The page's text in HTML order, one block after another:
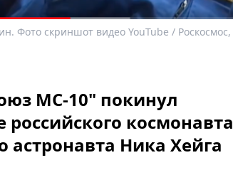
Фото скриншот видео YouTube / Роскосмос,
МС-10" покинул
космонавта
Ника Хейга